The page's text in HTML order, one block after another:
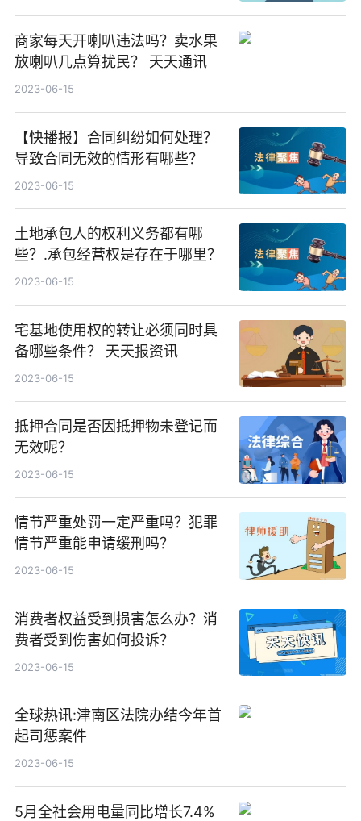
商家每天开喇叭违法吗？卖水果
放喇叭几点算扰民？ 天天通讯
2023-06-15
【快播报】合同纠纷如何处理？
导致合同无效的情形有哪些？
2023-06-15
土地承包人的权利义务都有哪
些？.承包经营权是存在于哪里？
2023-06-15
宅基地使用权的转让必须同时具
备哪些条件？ 天天报资讯
2023-06-15
抵押合同是否因抵押物未登记而
无效呢？
2023-06-15
情节严重处罚一定严重吗？犯罪
情节严重能申请缓刑吗？
2023-06-15
消费者权益受到损害怎么办？消
费者受到伤害如何投诉？
2023-06-15
全球热讯:津南区法院办结今年首
起司惩案件
2023-06-15
5月全社会用电量同比增长7.4%